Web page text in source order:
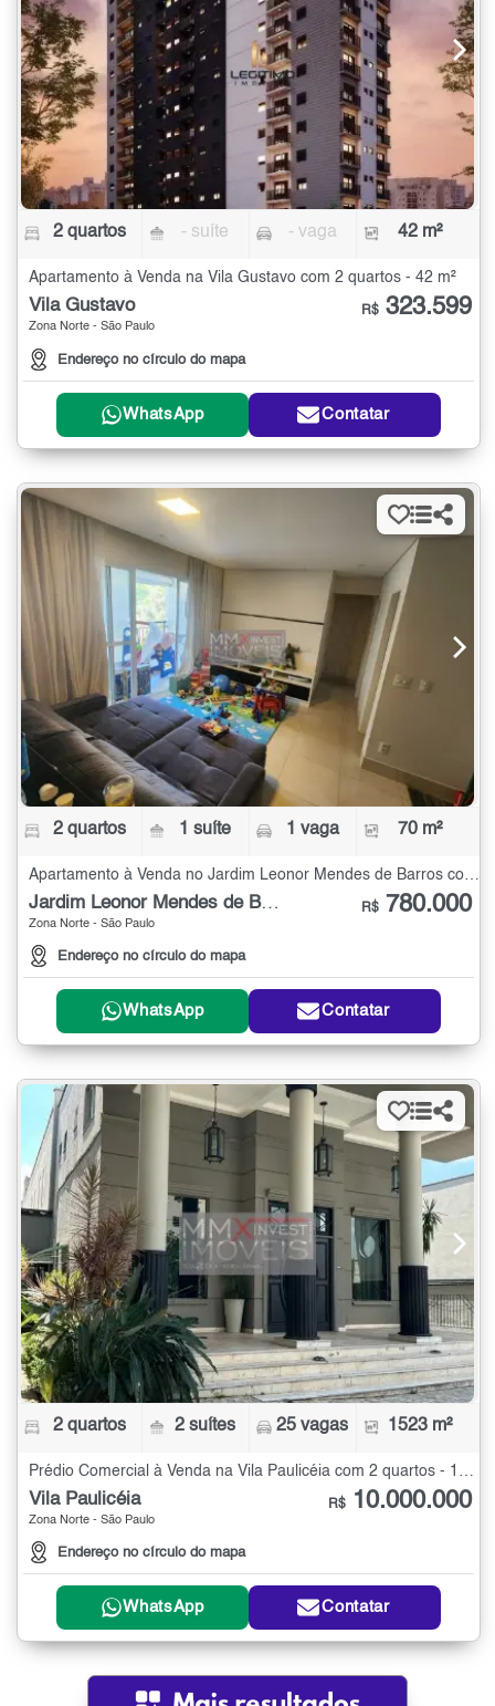
2 quartos - suíte - vaga 42 m²
Apartamento à Venda na Vila Gustavo com 2 quartos - 42 m²
Vila Gustavo
Zona Norte - São Paulo
Endereço no círculo do mapa
R$ 323.599
WhatsApp Contatar
2 quartos 1 suíte 1 vaga 70 m²
Jardim Leonor Mendes de Barros
Zona Norte - São Paulo
Endereço no círculo do mapa
R$ 780.000
WhatsApp Contatar
2 quartos 2 suítes 25 vagas 1523 m²
Vila Paulicéia
Zona Norte - São Paulo
Endereço no círculo do mapa
R$ 10.000.000
WhatsApp Contatar